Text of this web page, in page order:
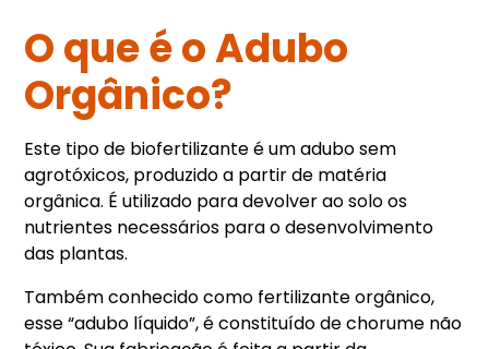
O que é o Adubo
Orgânico?
Este tipo de biofertilizante é um adubo sem
agrotóxicos, produzido a partir de matéria
orgânica. É utilizado para devolver ao solo os
nutrientes necessários para o desenvolvimento
das plantas.
Também conhecido como fertilizante orgânico,
esse “adubo líquido”, é constituído de chorume não